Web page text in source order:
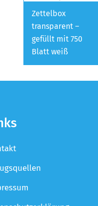
Zettelbox
transparent –
gefüllt mit 750
Blatt weiß